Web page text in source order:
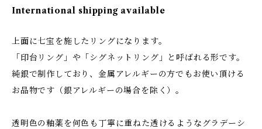
International shipping available
上面に七宝を施したリングになります。
「印台リング」や「シグネットリング」と呼ばれる形です。
純銀で制作しており、金属アレルギーの方でもお使い頂ける
お品物です（銀アレルギーの場合を除く）。
透明色の釉薬を何色も丁寧に重ねた透けるようなグラデーシ